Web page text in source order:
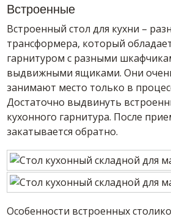
Встроенные
Встроенный стол для кухни –
трансформера, который
гарнитуром с разными
выдвижными ящиками. Они
занимают место только в
Достаточно выдвинуть
кухонного гарнитура. После
закатывается обратно.
Особенности встроенных